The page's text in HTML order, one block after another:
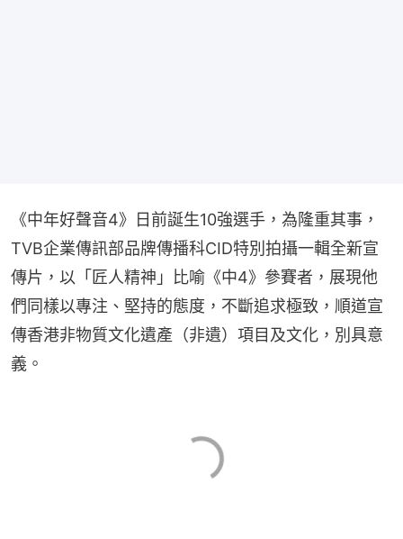
《中年好聲音4》日前誕生10強選手，為隆重其事，
TVB企業傳訊部品牌傳播科CID特別拍攝一輯全新宣
傳片，以「匠人精神」比喻《中4》參賽者，展現他
們同樣以專注、堅持的態度，不斷追求極致，順道宣
傳香港非物質文化遺產（非遺）項目及文化，別具意
義。